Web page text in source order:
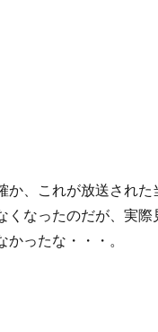
か、これが放送され
くなったのだが、実際
ったな・・・。